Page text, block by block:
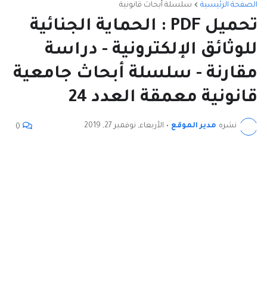
الصفحة الرئيسية سلسلة أبحاث قانونية
تحميل PDF : الحماية الجنائية
للوثائق الإلكترونية - دراسة
مقارنة - سلسلة أبحاث جامعية
قانونية معمقة العدد 24
نشره مدير الموقع • الأربعاء, نوفمبر 27, 2019 0